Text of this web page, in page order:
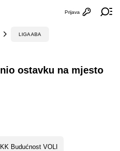
Otvori
Prijava
LIGA ABA
ostavku na mjesto
KK Budućnost VOLI